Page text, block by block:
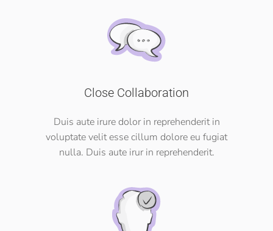
Close Collaboration
Duis aute irure dolor in reprehenderit in
voluptate velit esse cillum dolore eu fugiat
nulla. Duis aute irur in reprehenderit.